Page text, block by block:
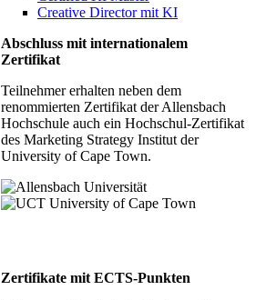
Creative Director mit KI
Abschluss mit internationalem
Zertifikat
Teilnehmer erhalten neben dem
renommierten Zertifikat der Allensbach
Hochschule auch ein Hochschul-Zertifikat
des Marketing Strategy Institut der
University of Cape Town.
Zertifikate mit ECTS-Punkten